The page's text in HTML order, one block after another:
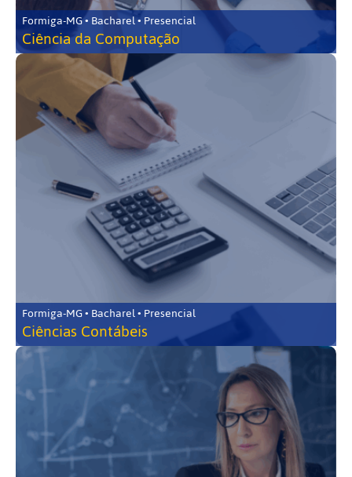
Formiga-MG • Bacharel • Presencial
Ciência da Computação
Formiga-MG • Bacharel • Presencial
Ciências Contábeis